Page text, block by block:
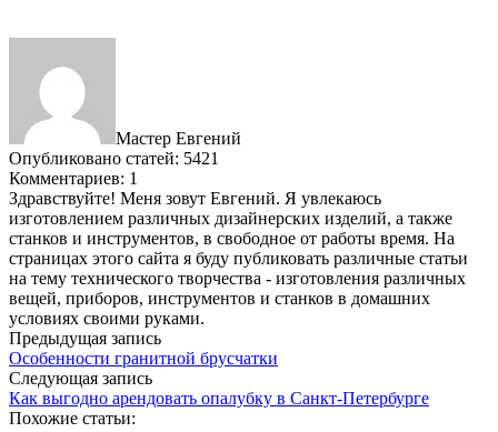
Мастер Евгений
Опубликовано статей: 5421
Комментариев: 1
Здравствуйте! Меня зовут Евгений. Я увлекаюсь
изготовлением различных дизайнерских изделий, а также
станков и инструментов, в свободное от работы время. На
страницах этого сайта я буду публиковать различные статьи
на тему технического творчества - изготовления различных
вещей, приборов, инструментов и станков в домашних
условиях своими руками.
Предыдущая запись
Особенности гранитной брусчатки
Следующая запись
Как выгодно арендовать опалубку в Санкт-Петербурге
Похожие статьи: